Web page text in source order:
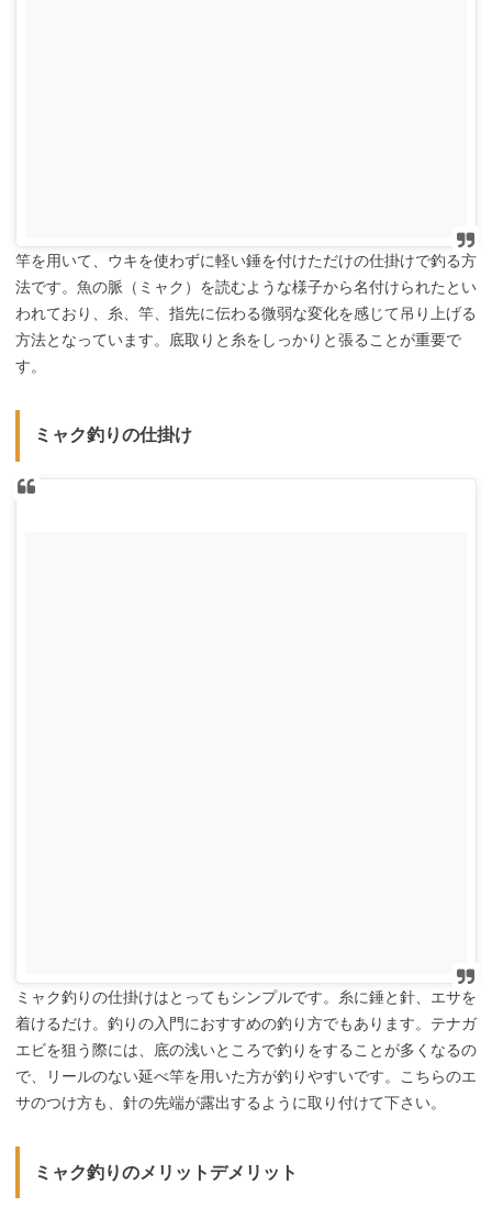
竿を用いて、ウキを使わずに軽い錘を付けただけの仕掛けで釣る方
法です。魚の脈（ミャク）を読むような様子から名付けられたとい
われており、糸、竿、指先に伝わる微弱な変化を感じて吊り上げる
方法となっています。底取りと糸をしっかりと張ることが重要で
す。
ミャク釣りの仕掛け
ミャク釣りの仕掛けはとってもシンプルです。糸に錘と針、エサを
着けるだけ。釣りの入門におすすめの釣り方でもあります。テナガ
エビを狙う際には、底の浅いところで釣りをすることが多くなるの
で、リールのない延べ竿を用いた方が釣りやすいです。こちらのエ
サのつけ方も、針の先端が露出するように取り付けて下さい。
ミャク釣りのメリットデメリット